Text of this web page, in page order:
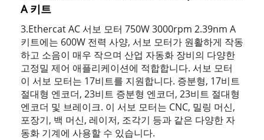
A 키트
3.Ethercat AC 서보 모터 750W 3000rpm 2.39nm A
키트에는 600W 전력 사양, 서보 모터가 원활하게 작동
하고 소음이 매우 작으며 산업 자동화 장비의 다양한
고정밀 제어 애플리케이션에 적합합니다. 서보 모터
이 서보 모터는 17비트를 지원합니다. 증분형, 17비트
절대형 엔코더, 23비트 증분형 엔코더, 23비트 절대형
엔코더 및 브레이크. 이 서보 모터는 CNC, 밀링 머신,
포장기, 백 머신, 레이저, 조각기 등과 같은 다양한 자
동화 기계에 사용할 수 있습니다.